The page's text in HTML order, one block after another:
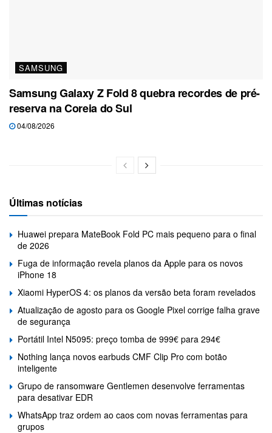
SAMSUNG
Samsung Galaxy Z Fold 8 quebra recordes de pré-
reserva na Coreia do Sul
04/08/2026
Últimas notícias
Huawei prepara MateBook Fold PC mais pequeno para o final
de 2026
Fuga de informação revela planos da Apple para os novos
iPhone 18
Xiaomi HyperOS 4: os planos da versão beta foram revelados
Atualização de agosto para os Google Pixel corrige falha grave
de segurança
Portátil Intel N5095: preço tomba de 999€ para 294€
Nothing lança novos earbuds CMF Clip Pro com botão
inteligente
Grupo de ransomware Gentlemen desenvolve ferramentas
para desativar EDR
WhatsApp traz ordem ao caos com novas ferramentas para
grupos